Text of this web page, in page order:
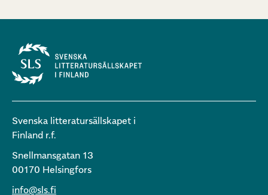
Svenska litteratursällskapet i
Finland r.f.
Snellmansgatan 13
00170 Helsingfors
info@sls.fi